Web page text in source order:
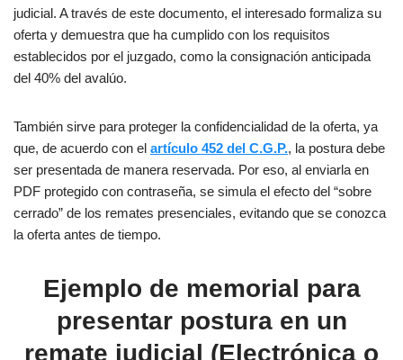
judicial. A través de este documento, el interesado formaliza su
oferta y demuestra que ha cumplido con los requisitos
establecidos por el juzgado, como la consignación anticipada
del 40% del avalúo.
También sirve para proteger la confidencialidad de la oferta, ya
que, de acuerdo con el artículo 452 del C.G.P., la postura debe
ser presentada de manera reservada. Por eso, al enviarla en
PDF protegido con contraseña, se simula el efecto del “sobre
cerrado” de los remates presenciales, evitando que se conozca
la oferta antes de tiempo.
Ejemplo de memorial para
presentar postura en un
remate judicial (Electrónica o